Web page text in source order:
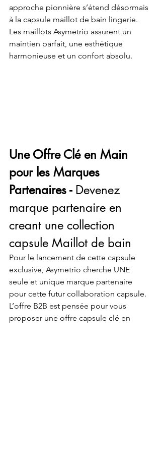
approche pionnière s’étend désormais
à la capsule maillot de bain lingerie.
Les maillots Asymetrio assurent un
maintien parfait, une esthétique
harmonieuse et un confort absolu.
Une Offre Clé en Main
pour les Marques
Partenaires - Devenez
marque partenaire en
creant une collection
capsule Maillot de bain
Pour le lancement de cette capsule
exclusive, Asymetrio cherche UNE
seule et unique marque partenaire
pour cette futur collaboration capsule.
L’offre B2B est pensée pour vous
proposer une offre capsule clé en